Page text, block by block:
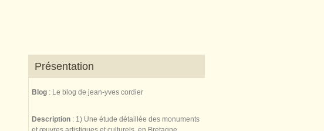
Présentation
Blog : Le blog de jean-yves cordier
Description : 1) Une étude détaillée des monuments